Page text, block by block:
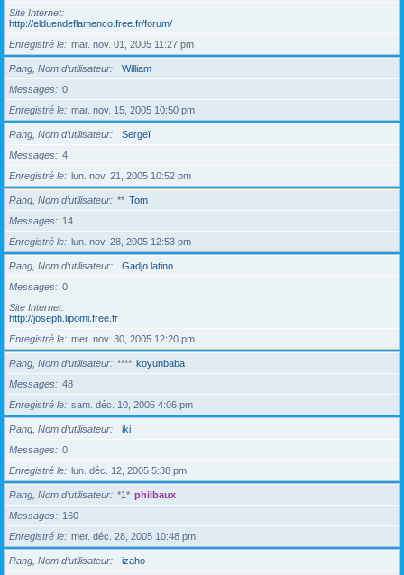
Site Internet
http://elduendeflamenco.free.fr/forum/
Enregistré le
mar. nov. 01, 2005 11:27 pm
Rang, Nom d’utilisateur
William
Messages
0
Enregistré le
mar. nov. 15, 2005 10:50 pm
Rang, Nom d’utilisateur
Sergeï
Messages
4
Enregistré le
lun. nov. 21, 2005 10:52 pm
Rang, Nom d’utilisateur ** Tom
Messages
14
Enregistré le
lun. nov. 28, 2005 12:53 pm
Rang, Nom d’utilisateur
Gadjo latino
Messages
0
Site Internet
http://joseph.lipomi.free.fr
Enregistré le
mer. nov. 30, 2005 12:20 pm
Rang, Nom d’utilisateur **** koyunbaba
Messages
48
Enregistré le
sam. déc. 10, 2005 4:06 pm
Rang, Nom d’utilisateur
iki
Messages
0
Enregistré le
lun. déc. 12, 2005 5:38 pm
Rang, Nom d’utilisateur *1* philbaux
Messages
160
Enregistré le
mer. déc. 28, 2005 10:48 pm
Rang, Nom d’utilisateur
izaho